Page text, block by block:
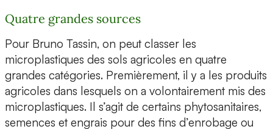
Quatre grandes sources
Pour Bruno Tassin, on peut classer les
microplastiques des sols agricoles en quatre
grandes catégories. Premièrement, il y a les produits
agricoles dans lesquels on a volontairement mis des
microplastiques. Il s’agit de certains phytosanitaires,
semences et engrais pour des fins d’enrobage ou